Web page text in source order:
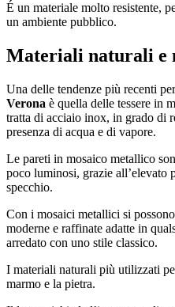
É un materiale molto resistente,
un ambiente pubblico.
Materiali naturali e
Una delle tendenze più recenti
Verona è quella delle tessere in
tratta di acciaio inox, in grado di
presenza di acqua e di vapore.
Le pareti in mosaico metallico
poco luminosi, grazie all’elevato
specchio.
Con i mosaici metallici si
moderne e raffinate adatte in
arredato con uno stile classico.
I materiali naturali più utilizzati
marmo e la pietra.